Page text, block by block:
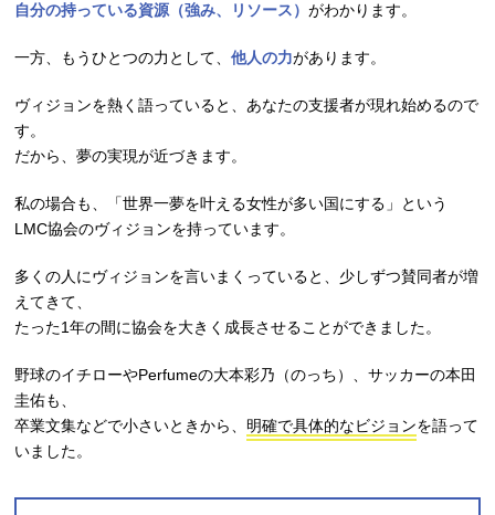
自分の持っている資源（強み、リソース）がわかります。
一方、もうひとつの力として、他人の力があります。
ヴィジョンを熱く語っていると、あなたの支援者が現れ始めるので
す。
だから、夢の実現が近づきます。
私の場合も、「世界一夢を叶える女性が多い国にする」という
LMC協会のヴィジョンを持っています。
多くの人にヴィジョンを言いまくっていると、少しずつ賛同者が増
えてきて、
たった1年の間に協会を大きく成長させることができました。
野球のイチローやPerfumeの大本彩乃（のっち）、サッカーの本田
圭佑も、
卒業文集などで小さいときから、 明確で具体的なビジョンを語って
いました。